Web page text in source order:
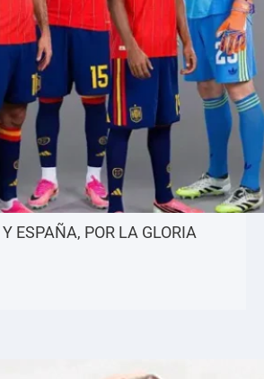
ESPAÑA, POR LA GLORIA